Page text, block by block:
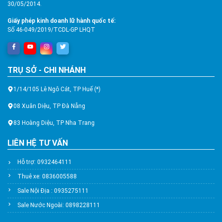
30/05/2014.
Giấy phép kinh doanh lữ hành quốc tế:
Số 46-049/2019/TCDL-GP LHQT
TRỤ SỞ - CHI NHÁNH
1/14/105 Lê Ngô Cát, TP Huế (*)
08 Xuân Diệu, TP Đà Nẵng
83 Hoàng Diệu, TP Nha Trang
LIÊN HỆ TƯ VẤN
Hỗ trợ: 0932464111
Thuê xe: 0836005588
Sale Nội Địa : 0935275111
Sale Nước Ngoài: 0898228111